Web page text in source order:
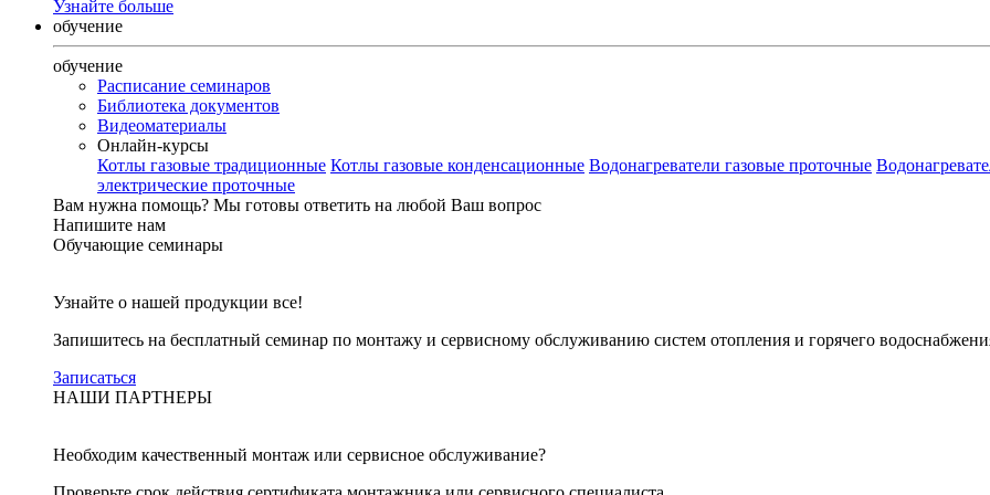
Узнайте больше
обучение
обучение
Расписание семинаров
Библиотека документов
Видеоматериалы
Онлайн-курсы
Котлы газовые традиционные Котлы газовые конденсационные Водонагреватели газовые проточные
электрические проточные
Вам нужна помощь? Мы готовы ответить на любой Ваш вопрос
Напишите нам
Обучающие семинары
Узнайте о нашей продукции все!
Запишитесь на бесплатный семинар по монтажу и сервисному обслуживанию систем отопления и горячего
Записаться
НАШИ ПАРТНЕРЫ
Необходим качественный монтаж или сервисное обслуживание?